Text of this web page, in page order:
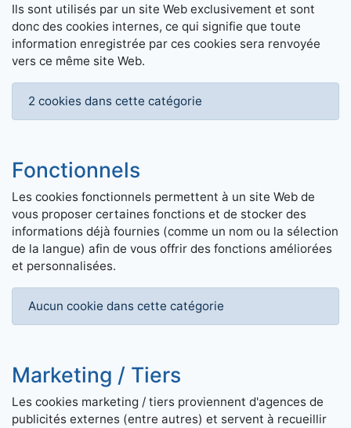
Ils sont utilisés par un site Web exclusivement et sont
donc des cookies internes, ce qui signifie que toute
information enregistrée par ces cookies sera renvoyée
vers ce même site Web.
2 cookies dans cette catégorie
Fonctionnels
Les cookies fonctionnels permettent à un site Web de
vous proposer certaines fonctions et de stocker des
informations déjà fournies (comme un nom ou la sélection
de la langue) afin de vous offrir des fonctions améliorées
et personnalisées.
Aucun cookie dans cette catégorie
Marketing / Tiers
Les cookies marketing / tiers proviennent d'agences de
publicités externes (entre autres) et servent à recueillir